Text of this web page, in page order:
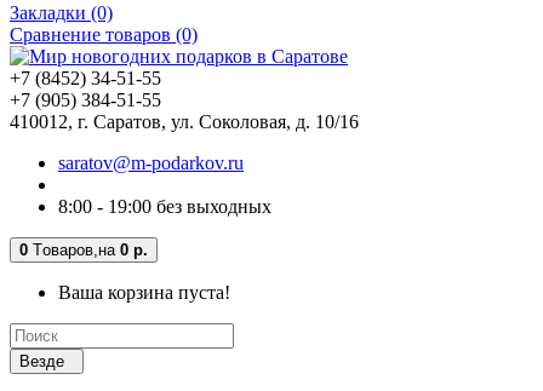
Закладки (0)
Сравнение товаров (0)
+7 (8452) 34-51-55
+7 (905) 384-51-55
410012, г. Саратов, ул. Соколовая, д. 10/16
saratov@m-podarkov.ru
8:00 - 19:00 без выходных
0 Tоваров, на 0 р.
Ваша корзина пуста!
Везде